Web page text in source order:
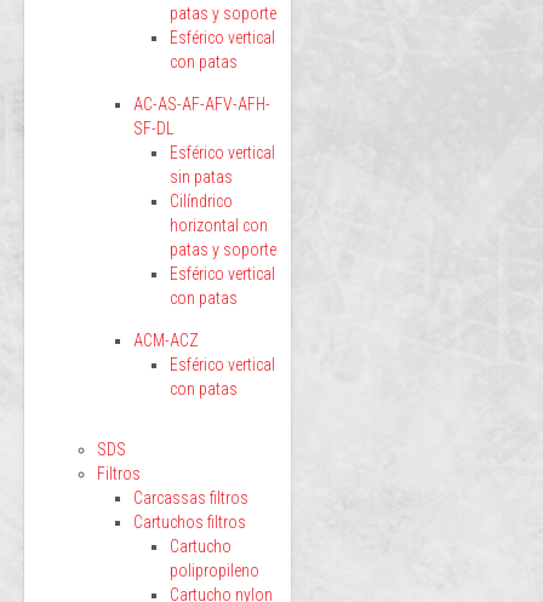
patas y soporte
Esférico vertical
con patas
AC-AS-AF-AFV-AFH-
SF-DL
Esférico vertical
sin patas
Cilíndrico
horizontal con
patas y soporte
Esférico vertical
con patas
ACM-ACZ
Esférico vertical
con patas
SDS
Filtros
Carcassas filtros
Cartuchos filtros
Cartucho
polipropileno
Cartucho nylon